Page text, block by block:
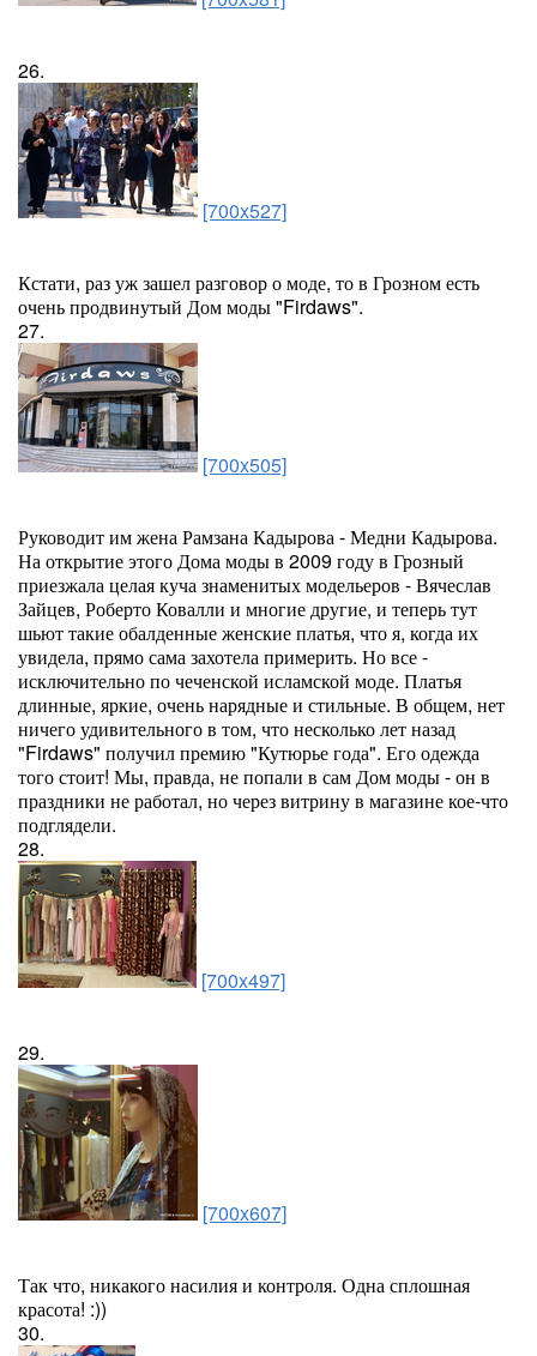
26.
[700x527]
Кстати, раз уж зашел разговор о моде, то в Грозном есть
очень продвинутый Дом моды "Firdaws".
27.
[700x505]
Руководит им жена Рамзана Кадырова - Медни Кадырова.
На открытие этого Дома моды в 2009 году в Грозный
приезжала целая куча знаменитых модельеров - Вячеслав
Зайцев, Роберто Ковалли и многие другие, и теперь тут
шьют такие обалденные женские платья, что я, когда их
увидела, прямо сама захотела примерить. Но все -
исключительно по чеченской исламской моде. Платья
длинные, яркие, очень нарядные и стильные. В общем, нет
ничего удивительного в том, что несколько лет назад
"Firdaws" получил премию "Кутюрье года". Его одежда
того стоит! Мы, правда, не попали в сам Дом моды - он в
праздники не работал, но через витрину в магазине кое-что
подглядели.
28.
[700x497]
29.
[700x607]
Так что, никакого насилия и контроля. Одна сплошная
красота! :))
30.